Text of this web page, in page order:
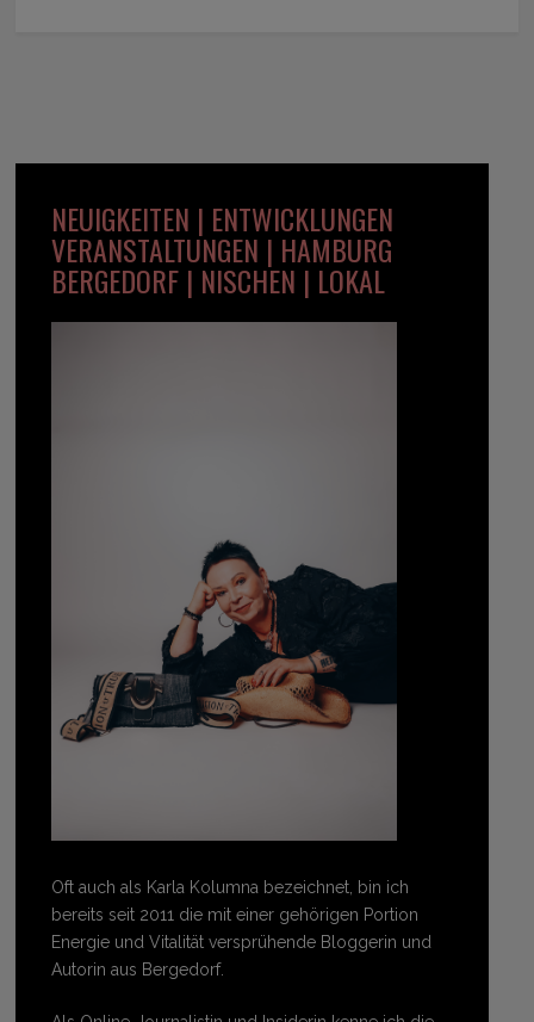
NEUIGKEITEN | ENTWICKLUNGEN
VERANSTALTUNGEN | HAMBURG
BERGEDORF | NISCHEN | LOKAL
Oft auch als Karla Kolumna bezeichnet, bin ich
bereits seit 2011 die mit einer gehörigen Portion
Energie und Vitalität versprühende Bloggerin und
Autorin aus Bergedorf.